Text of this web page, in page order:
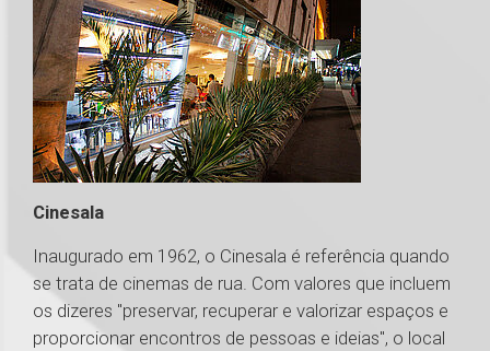
Cinesala
Inaugurado em 1962, o Cinesala é referência quando
se trata de cinemas de rua. Com valores que incluem
os dizeres "preservar, recuperar e valorizar espaços e
proporcionar encontros de pessoas e ideias", o local